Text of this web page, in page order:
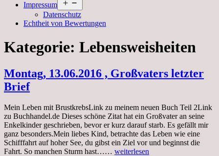
Impressum
öffnen
Datenschutz
Echtheit von Bewertungen
Kategorie: Lebensweisheiten
Montag, 13.06.2016 , Großvaters letzter
Brief
Mein Leben mit BrustkrebsLink zu meinem neuen Buch Teil 2Link
zu Buchhandel.de Dieses schöne Zitat hat ein Großvater an seine
Enkelkinder geschrieben, bevor er kurz darauf starb. Es gefällt mir
ganz besonders.Mein liebes Kind, betrachte das Leben wie eine
Schifffahrt auf hoher See, du gibst ein Ziel vor und beginnst die
Fahrt. So manchen Sturm hast…… Montag,
weiterlesen